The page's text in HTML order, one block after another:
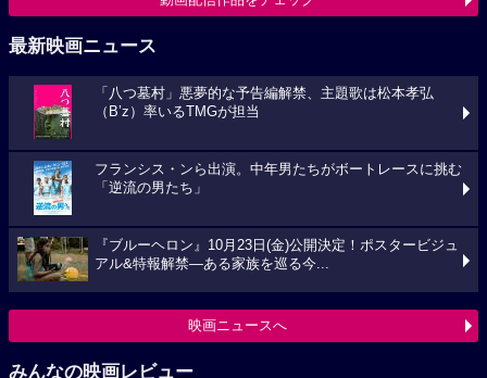
最新映画ニュース
「八つ墓村」悪夢的な予告編解禁、主題歌は松本孝弘
（B’z）率いるTMGが担当
フランシス・ンら出演。中年男たちがボートレースに挑む
「逆流の男たち」
『ブルーヘロン』10月23日(金)公開決定！ポスタービジュ
アル&特報解禁―ある家族を巡る今...
映画ニュースへ
みんなの映画レビュー